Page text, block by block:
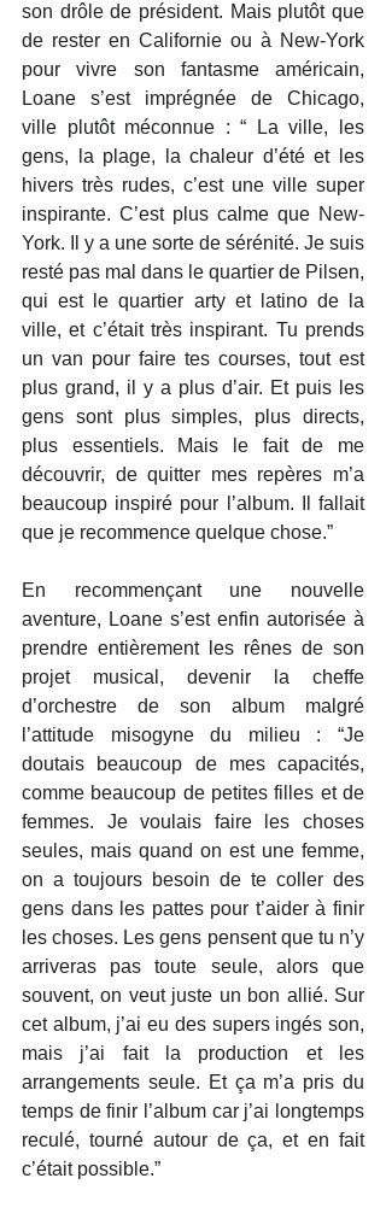
son drôle de président. Mais plutôt que
de rester en Californie ou à New-York
pour vivre son fantasme américain,
Loane s’est imprégnée de Chicago,
ville plutôt méconnue : “ La ville, les
gens, la plage, la chaleur d’été et les
hivers très rudes, c’est une ville super
inspirante. C’est plus calme que New-
York. Il y a une sorte de sérénité. Je suis
resté pas mal dans le quartier de Pilsen,
qui est le quartier arty et latino de la
ville, et c’était très inspirant. Tu prends
un van pour faire tes courses, tout est
plus grand, il y a plus d’air. Et puis les
gens sont plus simples, plus directs,
plus essentiels. Mais le fait de me
découvrir, de quitter mes repères m’a
beaucoup inspiré pour l’album. Il fallait
que je recommence quelque chose.”
En recommençant une nouvelle
aventure, Loane s’est enfin autorisée à
prendre entièrement les rênes de son
projet musical, devenir la cheffe
d’orchestre de son album malgré
l’attitude misogyne du milieu : “Je
doutais beaucoup de mes capacités,
comme beaucoup de petites filles et de
femmes. Je voulais faire les choses
seules, mais quand on est une femme,
on a toujours besoin de te coller des
gens dans les pattes pour t’aider à finir
les choses. Les gens pensent que tu n’y
arriveras pas toute seule, alors que
souvent, on veut juste un bon allié. Sur
cet album, j’ai eu des supers ingés son,
mais j’ai fait la production et les
arrangements seule. Et ça m’a pris du
temps de finir l’album car j’ai longtemps
reculé, tourné autour de ça, et en fait
c’était possible.”